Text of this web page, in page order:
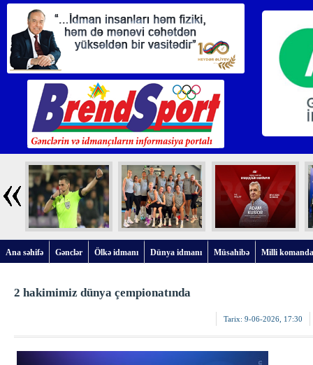
Ana səhifə Gənclər Ölkə idmanı Dünya idmanı Müsahibə Milli
2 hakimimiz dünya çempionatında
Tarix: 9-06-2026, 17:30